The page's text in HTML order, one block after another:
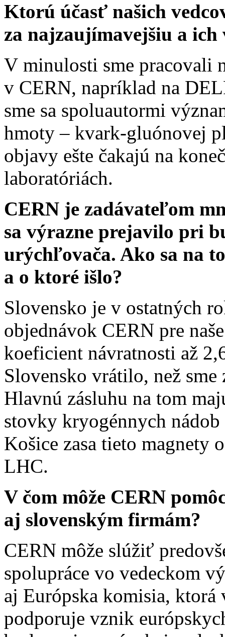
Ktorú účasť našich
za najzaujímavejšiu a
V minulosti sme pracovali
v CERN, napríklad na
sme sa spoluautormi
hmoty – kvark-gluónovej
objavy ešte čakajú na
laboratóriách.
CERN je zadávateľom
sa výrazne prejavilo pri
urýchľovača. Ako sa na
a o ktoré išlo?
Slovensko je v ostatných
objednávok CERN pre
koeficient návratnosti až
Slovensko vrátilo, než
Hlavnú zásluhu na tom
stovky kryogénnych
Košice zasa tieto magnety
LHC.
V čom môže CERN
aj slovenským firmám?
CERN môže slúžiť
spolupráce vo vedeckom
aj Európska komisia,
podporuje vznik